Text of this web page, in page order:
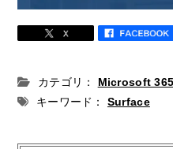
カテゴリ：
Microsoft 365
キーワード：
Surface